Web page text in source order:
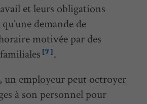
et leurs obligations
demande de
motivée par des
[7] .
un employeur peut octroyer
à son personnel pour